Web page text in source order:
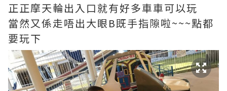
正正摩天輪出入口就有好多車車可以玩
當然又係走唔出大眼B既手指隙啦~~~點都
要玩下